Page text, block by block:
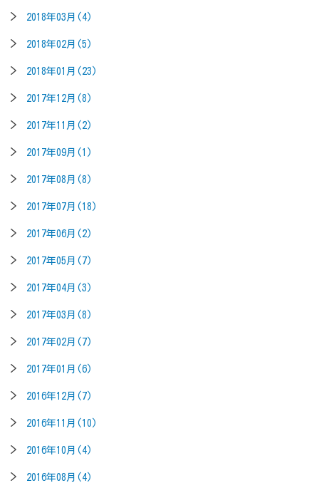
2018年03月(4)
2018年02月(5)
2018年01月(23)
2017年12月(8)
2017年11月(2)
2017年09月(1)
2017年08月(8)
2017年07月(18)
2017年06月(2)
2017年05月(7)
2017年04月(3)
2017年03月(8)
2017年02月(7)
2017年01月(6)
2016年12月(7)
2016年11月(10)
2016年10月(4)
2016年08月(4)